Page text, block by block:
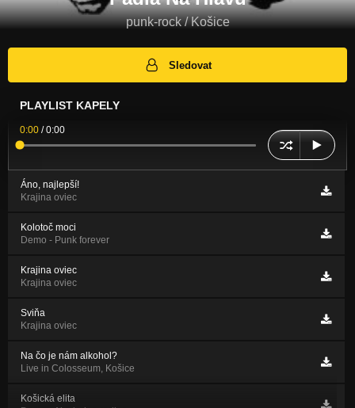
punk-rock / Košice
Sledovat
PLAYLIST KAPELY
0:00 /0:00
Áno, najlepší!
Krajina oviec
Kolotoč moci
Demo - Punk forever
Krajina oviec
Krajina oviec
Sviňa
Krajina oviec
Na čo je nám alkohol?
Live in Colosseum, Košice
Košická elita